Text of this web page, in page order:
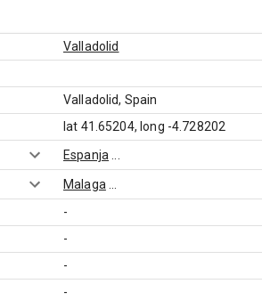
Valladolid
Valladolid, Spain
lat 41.65204, long -4.728202
Espanja
Malaga
-
-
-
-